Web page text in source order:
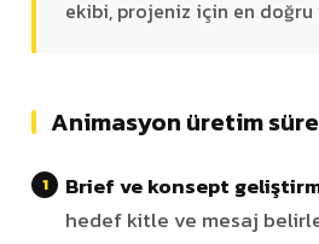
ekibi, projeniz için en doğru
Animasyon üretim
Brief ve konsept
hedef kitle ve mesaj